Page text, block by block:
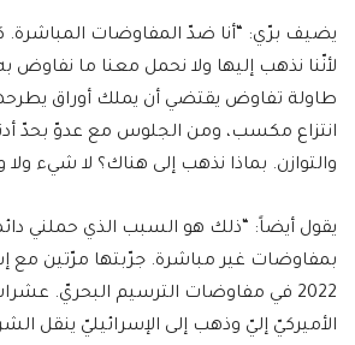
يضيف برّي: “أنا ضدّ المفاوضات
لأنّنا نذهب إليها ولا نحمل معنا ما
طاولة تفاوض يقتضي أن يملك أوراق
انتزاع مكسب، ومن الجلوس مع عدوّ بحدّ
والتوازن. بماذا نذهب إلى هناك؟ لا شيء ولا
يقول أيضاً: “ذلك هو السبب الذي حملني
بمفاوضات غير مباشرة. جرّبتها مرّتين مع
2022 في مفاوضات الترسيم البحريّ.
الأميركيّ إليّ وذهب إلى الإسرائيليّ ينقل